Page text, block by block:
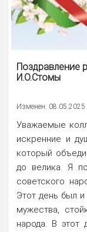
Поздравление
И.О.Стомы
Изменен: 08.05.2025
Уважаемые
искренние и
который
до велика. Я
советского
Этот день был
мужества,
народа. В этот